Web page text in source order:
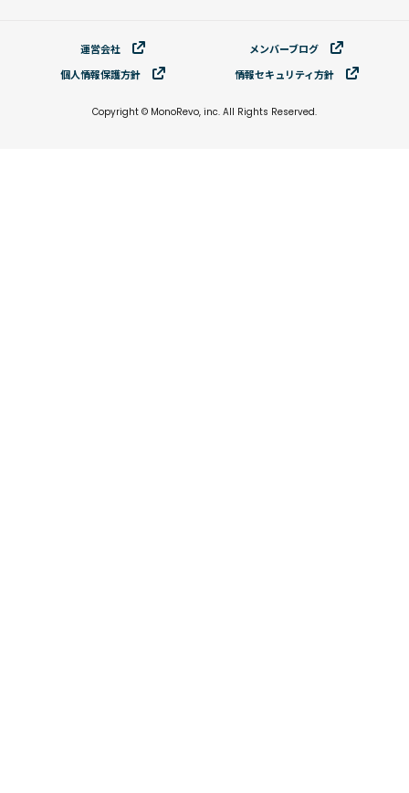
運営会社
メンバーブログ
個⼈情報保護⽅針
情報セキュリティ⽅針
Copyright © MonoRevo, inc. All Rights Reserved.